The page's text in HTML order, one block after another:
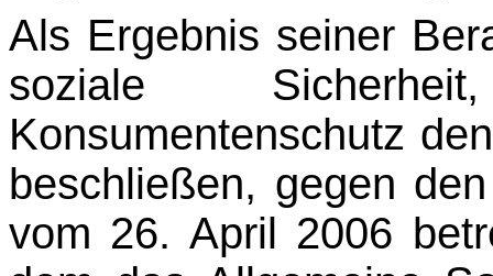
Als Ergebnis seiner
soziale
Konsumentenschutz
beschließen, gegen
vom 26. April 2006